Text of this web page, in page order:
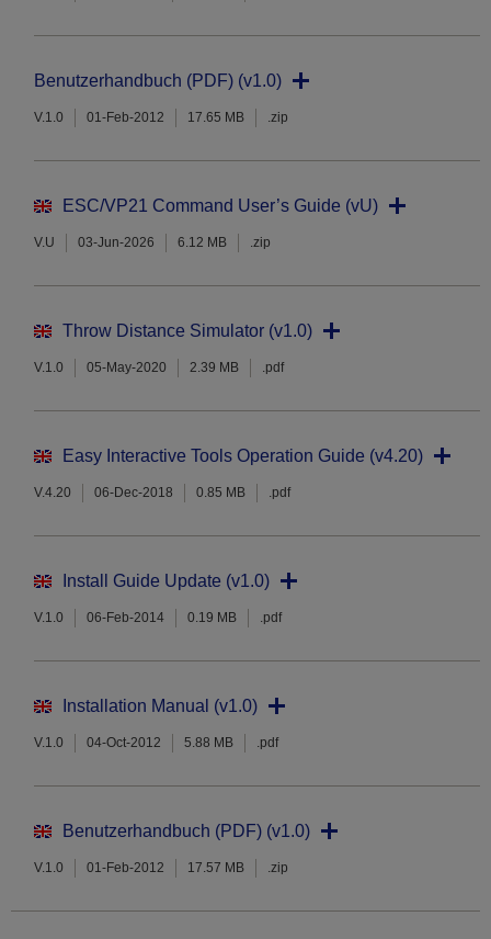
Benutzerhandbuch (PDF) (v1.0)
V.1.0 01-Feb-2012 17.65 MB .zip
ESC/VP21 Command User’s Guide (vU)
V.U 03-Jun-2026 6.12 MB .zip
Throw Distance Simulator (v1.0)
V.1.0 05-May-2020 2.39 MB .pdf
Easy Interactive Tools Operation Guide (v4.20)
V.4.20 06-Dec-2018 0.85 MB .pdf
Install Guide Update (v1.0)
V.1.0 06-Feb-2014 0.19 MB .pdf
Installation Manual (v1.0)
V.1.0 04-Oct-2012 5.88 MB .pdf
Benutzerhandbuch (PDF) (v1.0)
V.1.0 01-Feb-2012 17.57 MB .zip